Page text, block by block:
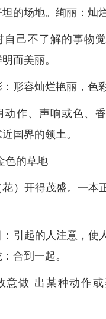
的场地。绚丽：灿
自己不了解的事物
而美丽。
形容灿烂艳丽，色
动作、声响或色、
国界的领土。
色的草地
）开得茂盛。一本
：引起的人注意，使
合到一起。
意做 出某种动作